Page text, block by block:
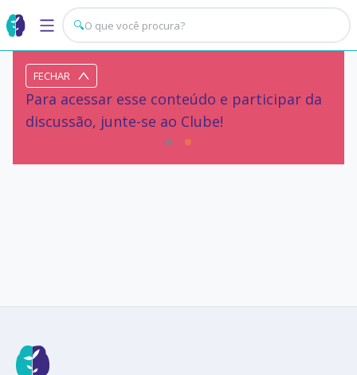
🔍
FECHAR
Para acessar esse conteúdo e participar da
discussão, junte-se ao Clube!